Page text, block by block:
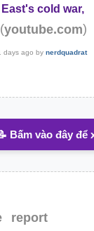
cold war,
(youtube.com)
days ago bynerdquadrat
Bấm vào đây để
report